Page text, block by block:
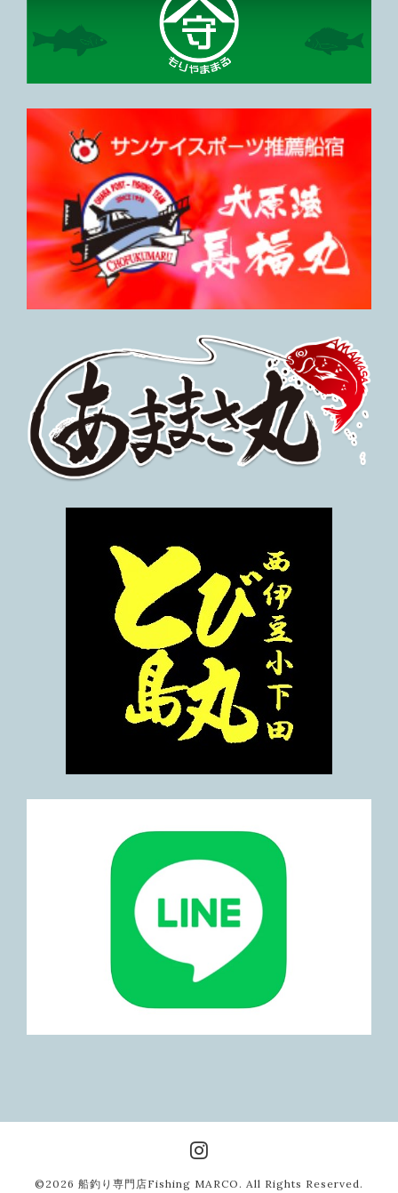
©2026 船釣り専門店Fishing MARCO . All Rights Reserved.